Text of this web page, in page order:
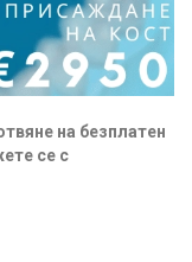
на безплатен
се с